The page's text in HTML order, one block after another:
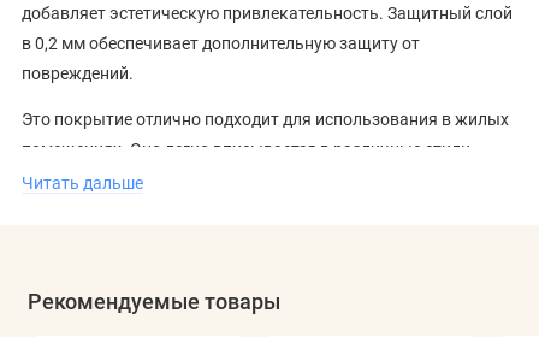
добавляет эстетическую привлекательность. Защитный слой
в 0,2 мм обеспечивает дополнительную защиту от
повреждений.
Это покрытие отлично подходит для использования в жилых
помещениях. Оно легко вписывается в различные стили
оформления, визуально расширяет пространство и придаёт
Читать дальше
Рекомендуемые товары